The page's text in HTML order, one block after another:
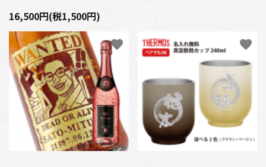
16,500円(税1,500円)
favorite favorite